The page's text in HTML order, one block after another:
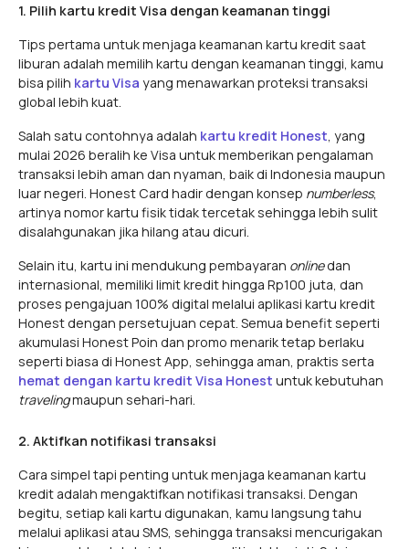
1. Pilih kartu kredit Visa dengan keamanan tinggi
Tips pertama untuk menjaga keamanan kartu kredit saat
liburan adalah memilih kartu dengan keamanan tinggi, kamu
bisa pilih kartu Visa yang menawarkan proteksi transaksi
global lebih kuat.
Salah satu contohnya adalah kartu kredit Honest, yang
mulai 2026 beralih ke Visa untuk memberikan pengalaman
transaksi lebih aman dan nyaman, baik di Indonesia maupun
luar negeri. Honest Card hadir dengan konsep numberless,
artinya nomor kartu fisik tidak tercetak sehingga lebih sulit
disalahgunakan jika hilang atau dicuri.
Selain itu, kartu ini mendukung pembayaran onlinedan
internasional, memiliki limit kredit hingga Rp100 juta, dan
proses pengajuan 100% digital melalui aplikasi kartu kredit
Honest dengan persetujuan cepat. Semua benefit seperti
akumulasi Honest Poin dan promo menarik tetap berlaku
seperti biasa di Honest App, sehingga aman, praktis serta
hemat dengan kartu kredit Visa Honest untuk kebutuhan
travelingmaupun sehari-hari.
2. Aktifkan notifikasi transaksi
Cara simpel tapi penting untuk menjaga keamanan kartu
kredit adalah mengaktifkan notifikasi transaksi. Dengan
begitu, setiap kali kartu digunakan, kamu langsung tahu
melalui aplikasi atau SMS, sehingga transaksi mencurigakan